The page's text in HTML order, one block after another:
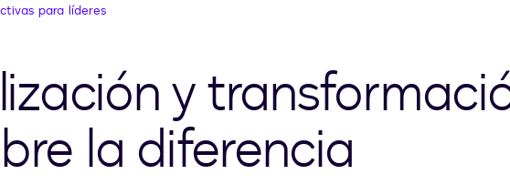
para líderes
y
la diferencia